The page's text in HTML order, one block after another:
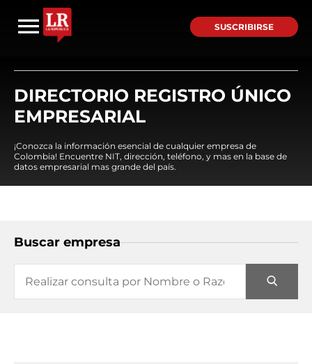
SUSCRIBIRSE
DIRECTORIO REGISTRO ÚNICO
EMPRESARIAL
¡Conozca la información esencial de cualquier empresa de
Colombia! Encuentre NIT, dirección, teléfono, y mas en la base de
datos empresarial mas grande del país.
Buscar empresa